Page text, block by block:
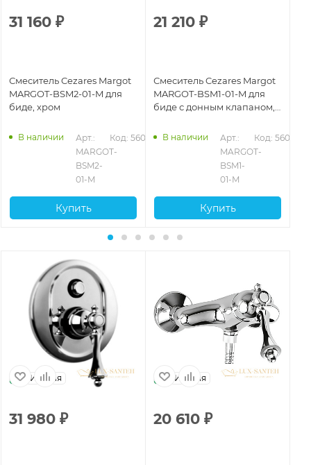
31 160 ₽
Смеситель Cezares Margot
MARGOT-BSM2-01-M для
биде, хром
В наличии
Арт.:
MARGOT-
BSM2-
01-M
Код: 56082
Купить
21 210 ₽
Смеситель Cezares Margot
MARGOT-BSM1-01-M для
биде с донным клапаном,
В наличии
Арт.:
MARGOT-
BSM1-
01-M
Код: 56076
Купить
Италия
31 980 ₽
Италия
20 610 ₽